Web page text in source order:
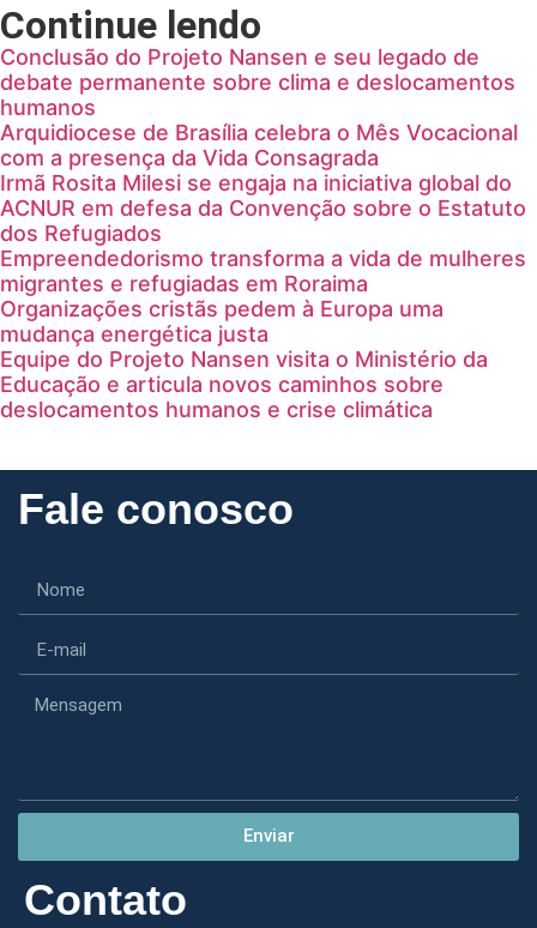
Continue lendo
Conclusão do Projeto Nansen e seu legado de
debate permanente sobre clima e deslocamentos
humanos
Arquidiocese de Brasília celebra o Mês Vocacional
com a presença da Vida Consagrada
Irmã Rosita Milesi se engaja na iniciativa global do
ACNUR em defesa da Convenção sobre o Estatuto
dos Refugiados
Empreendedorismo transforma a vida de mulheres
migrantes e refugiadas em Roraima
Organizações cristãs pedem à Europa uma
mudança energética justa
Equipe do Projeto Nansen visita o Ministério da
Educação e articula novos caminhos sobre
deslocamentos humanos e crise climática
Fale conosco
Enviar
Contato